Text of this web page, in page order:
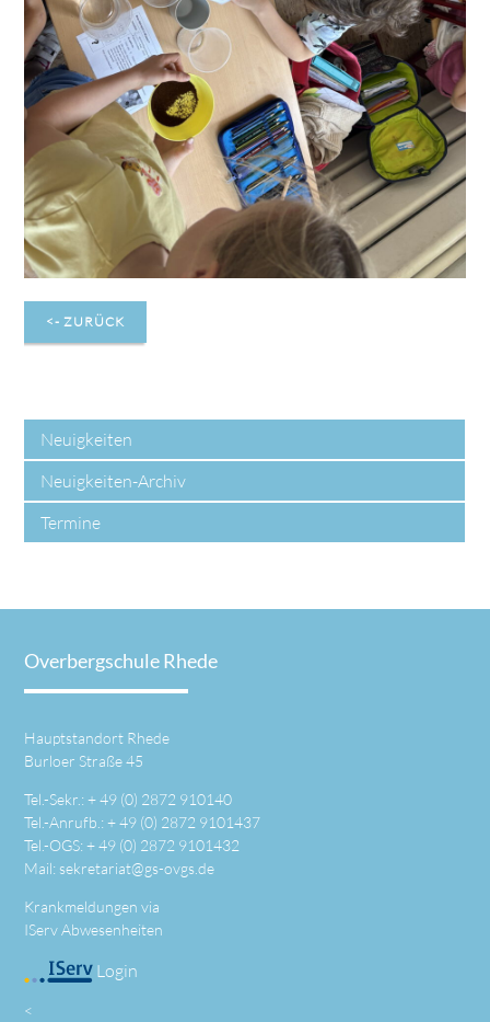
<- ZURÜCK
Neuigkeiten
Neuigkeiten-Archiv
Termine
Overbergschule Rhede
Hauptstandort Rhede
Burloer Straße 45
Tel.-Sekr.: +49 (0) 2872 910140
Tel.-Anrufb.: +49 (0) 2872 9101437
Tel.-OGS: +49 (0) 2872 9101432
Mail: sekretariat@gs-ovgs.de
Krankmeldungen via
IServ Abwesenheiten
Login
<